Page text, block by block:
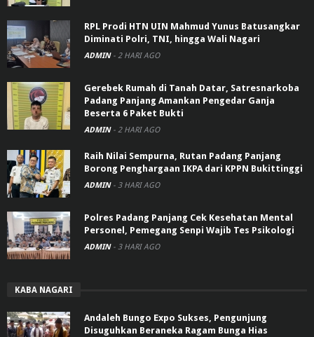
RPL Prodi HTN UIN Mahmud Yunus Batusangkar
Diminati Polri, TNI, hingga Wali Nagari
ADMIN - 2 HARI AGO
Gerebek Rumah di Tanah Datar, Satresnarkoba
Padang Panjang Amankan Pengedar Ganja
Beserta 6 Paket Bukti
ADMIN - 2 HARI AGO
Raih Nilai Sempurna, Rutan Padang Panjang
Borong Penghargaan IKPA dari KPPN Bukittinggi
ADMIN - 3 HARI AGO
Polres Padang Panjang Cek Kesehatan Mental
Personel, Pemegang Senpi Wajib Tes Psikologi
ADMIN - 3 HARI AGO
KABA NAGARI
Andaleh Bungo Expo Sukses, Pengunjung
Disuguhkan Beraneka Ragam Bunga Hias